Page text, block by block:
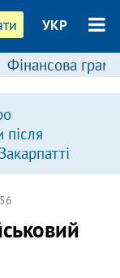
УКР
Фінансова
після